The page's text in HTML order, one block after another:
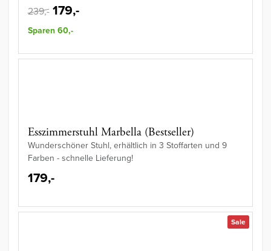
239,- 179,-
Sparen 60,-
Esszimmerstuhl Marbella (Bestseller)
Wunderschöner Stuhl, erhältlich in 3 Stoffarten und 9
Farben - schnelle Lieferung!
179,-
Sale